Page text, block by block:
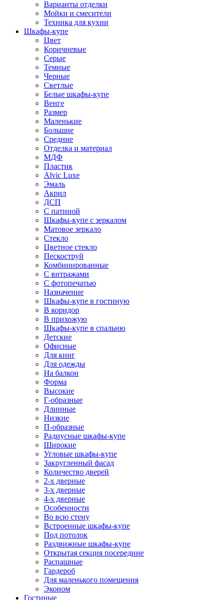
Варианты отделки
Мойки и смесители
Техника для кухни
Шкафы-купе
Цвет
Коричневые
Серые
Темные
Черные
Светлые
Белые шкафы-купе
Венге
Размер
Маленькие
Большие
Средние
Отделка и материал
МДФ
Пластик
Alvic Luxe
Эмаль
Акрил
ДСП
С патиной
Шкафы-купе с зеркалом
Матовое зеркало
Стекло
Цветное стекло
Пескоструй
Комбинированные
С витражами
С фотопечатью
Назначение
Шкафы-купе в гостиную
В коридор
В прихожую
Шкафы-купе в спальню
Детские
Офисные
Для книг
Для одежды
На балкон
Форма
Высокие
Г-образные
Длинные
Низкие
П-образные
Радиусные шкафы-купе
Широкие
Угловые шкафы-купе
Закругленный фасад
Количество дверей
2-х дверные
3-х дверные
4-х дверные
Особенности
Во всю стену
Встроенные шкафы-купе
Под потолок
Раздвижные шкафы-купе
Открытая секция посередине
Распашные
Гардероб
Для маленького помещения
Эконом
Гостиные